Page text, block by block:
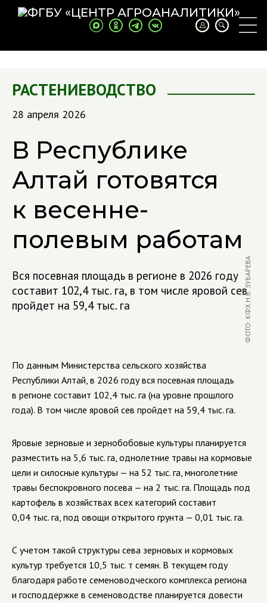
РАСТЕНИЕВОДСТВО
28 апреля 2026
В Республике
Алтай готовятся
к весенне-
полевым работам
Вся посевная площадь в регионе в 2026 году
составит 102,4 тыс. га, в том числе яровой сев
пройдет на 59,4 тыс. га
ФОТО: КФХ Н.В. ЗУБАРЕВА
По данным Министерства сельского хозяйства
Республики Алтай, в 2026 году вся посевная площадь
в регионе составит 102,4 тыс. га (на уровне прошлого
года). В том числе яровой сев пройдет на 59,4 тыс. га.
Яровые зерновые и зернобобовые культуры планируется
разместить на 5,6 тыс. га, однолетние травы на кормовые
цели и силосные культуры — на 52 тыс. га, многолетние
травы беспокровного посева — на 2 тыс. га. Площадь под
картофель в хозяйствах всех категорий составит
0,04 тыс. га, под овощи открытого грунта — 0,01 тыс. га.
С учетом такой структуры сева зерновых и кормовых
культур требуется 10,5 тыс. т семян. В текущем году
благодаря работе семеноводческого комплекса региона
и господдержке в семеноводстве планируется довести